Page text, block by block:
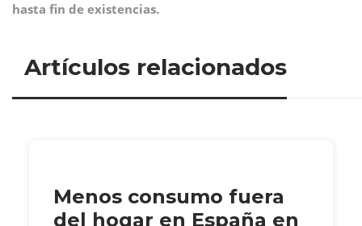
hasta fin de existencias.
Artículos relacionados
Menos consumo fuera
del hogar en España en